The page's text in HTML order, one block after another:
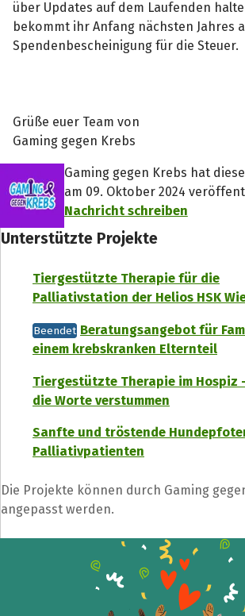
über Updates auf dem Laufenden
bekommt ihr Anfang nächsten Jahres
Spendenbescheinigung für die Steuer.
Grüße euer Team von
Gaming gegen Krebs
Gaming gegen Krebs hat
am 09. Oktober 2024
Nachricht schreiben
Unterstützte Projekte
Tiergestützte Therapie für die
Palliativstation der Helios HSK
Beendet Beratungsangebot für
einem krebskranken Elternteil
Tiergestützte Therapie im Hospiz
die Worte verstummen
Sanfte und tröstende
Palliativpatienten
Die Projekte können durch Gaming
angepasst werden.